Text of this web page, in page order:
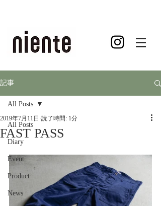
記事
All Posts
Diary
Event
Product
News
All Posts
FAST PASS
2019年7月11日 読了時間: 1分